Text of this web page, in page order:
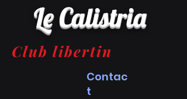
Le Calistria
Club libertin
Contac
t